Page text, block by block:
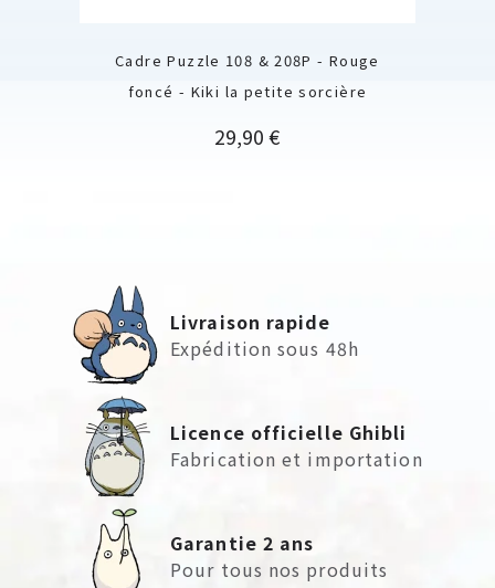
Cadre Puzzle 108 & 208P - Rouge
foncé - Kiki la petite sorcière
Prix
29,90 €
Livraison rapide
Expédition sous 48h
Licence officielle Ghibli
Fabrication et importation
Garantie 2 ans
Pour tous nos produits